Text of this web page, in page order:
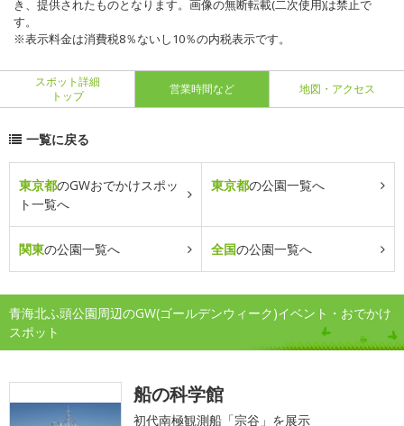
き、提供されたものとなります。画像の無断転載(二次使用)は禁止で
す。
※表示料金は消費税8％ないし10％の内税表示です。
スポット詳細
トップ
営業時間など 地図・アクセス
一覧に戻る
東京都のGWおでかけスポッ
ト一覧へ
東京都の公園一覧へ
関東の公園一覧へ 全国の公園一覧へ
青海北ふ頭公園周辺のGW(ゴールデンウィーク)イベント・おでかけ
スポット
船の科学館
初代南極観測船「宗谷」を展示